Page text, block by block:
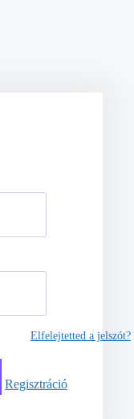
Elfelejtetted a jelszót?
Regisztráció